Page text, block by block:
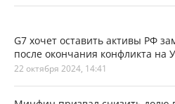
G7 хочет оставить активы РФ
после окончания конфликта на
22 октября 2024, 14:41